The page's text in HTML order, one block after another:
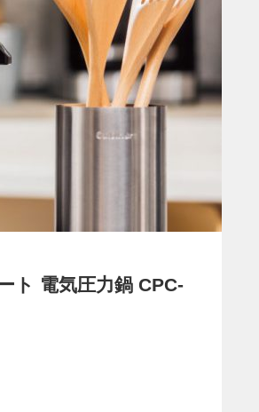
ト 電気圧力鍋 CPC-